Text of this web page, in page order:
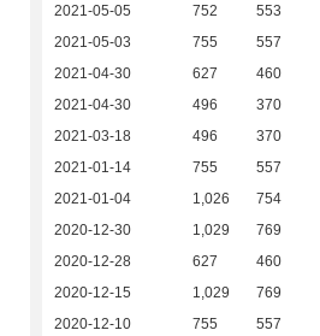
2021-05-05 752 553
2021-05-03 755 557
2021-04-30 627 460
2021-04-30 496 370
2021-03-18 496 370
2021-01-14 755 557
2021-01-04 1,026 754
2020-12-30 1,029 769
2020-12-28 627 460
2020-12-15 1,029 769
2020-12-10 755 557